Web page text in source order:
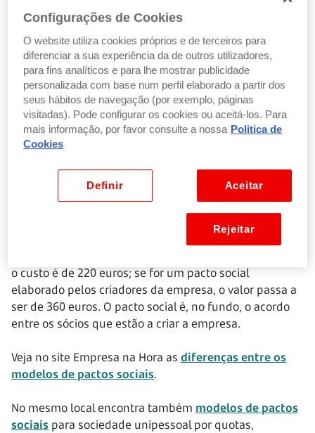
do Cidadão e assinatura digital ativada. Advogados,
notários e solicitadores também têm acesso a este
serviço.
O processo de criação da sua empresa pode depois ser
acompanhado através doDossier Eletrónico da
Empresa.
A criação da empresa através do serviço Empresa
devem reunir estes requisitos.
Quanto custa criar uma empresa online?
o custo é de 220 euros; se for um pacto social
elaborado pelos criadores da empresa, o valor passa a
ser de 360 euros. O pacto social é, no fundo, o acordo
entre os sócios que estão a criar a empresa.
Veja no site Empresa na Hora as diferenças entre os
modelos de pactos sociais.
No mesmo local encontra também modelos de pactos
sociais para sociedade unipessoal por quotas,
Configurações de Cookies
O website utiliza cookies próprios e de terceiros para
diferenciar a sua experiência da de outros utilizadores,
para fins analíticos e para lhe mostrar publicidade
personalizada com base num perfil elaborado a partir dos
seus hábitos de navegação (por exemplo, páginas
visitadas). Pode configurar os cookies ou aceitá-los. Para
mais informação, por favor consulte a nossa Politica de
Cookies
Aceitar
Definir
Rejeitar